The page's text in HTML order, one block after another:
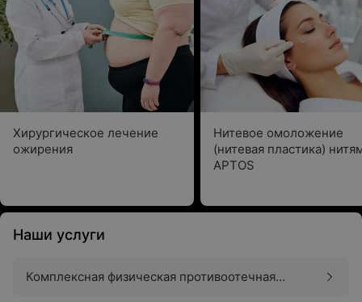
Хирургическое лечение
ожирения
Нитевое омоложение
(нитевая пластика)
APTOS
Наши услуги
Комплексная физическая противоотечная